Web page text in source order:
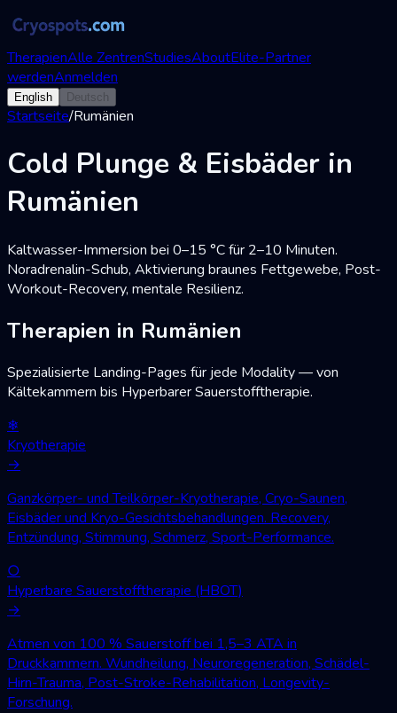
TherapienAlle ZentrenStudiesAboutElite-Partner
werdenAnmelden
English Deutsch
Startseite/Rumänien
Cold Plunge & Eisbäder in
Rumänien
Kaltwasser-Immersion bei 0–15 °C für 2–10 Minuten.
Noradrenalin-Schub, Aktivierung braunes Fettgewebe, Post-
Workout-Recovery, mentale Resilienz.
Therapien in Rumänien
Spezialisierte Landing-Pages für jede Modality — von
Kältekammern bis Hyperbarer Sauerstofftherapie.
❄
Kryotherapie
→
Ganzkörper- und Teilkörper-Kryotherapie, Cryo-Saunen,
Eisbäder und Kryo-Gesichtsbehandlungen. Recovery,
Entzündung, Stimmung, Schmerz, Sport-Performance.
○
Hyperbare Sauerstofftherapie (HBOT)
→
Atmen von 100 % Sauerstoff bei 1,5–3 ATA in
Druckkammern. Wundheilung, Neuroregeneration, Schädel-
Hirn-Trauma, Post-Stroke-Rehabilitation, Longevity-
Forschung.